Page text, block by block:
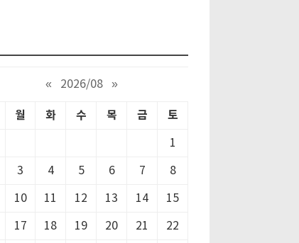
« 2026/08 »
월 화 수 목 금 토
1
3 4 5 6 7 8
10 11 12 13 14 15
17 18 19 20 21 22